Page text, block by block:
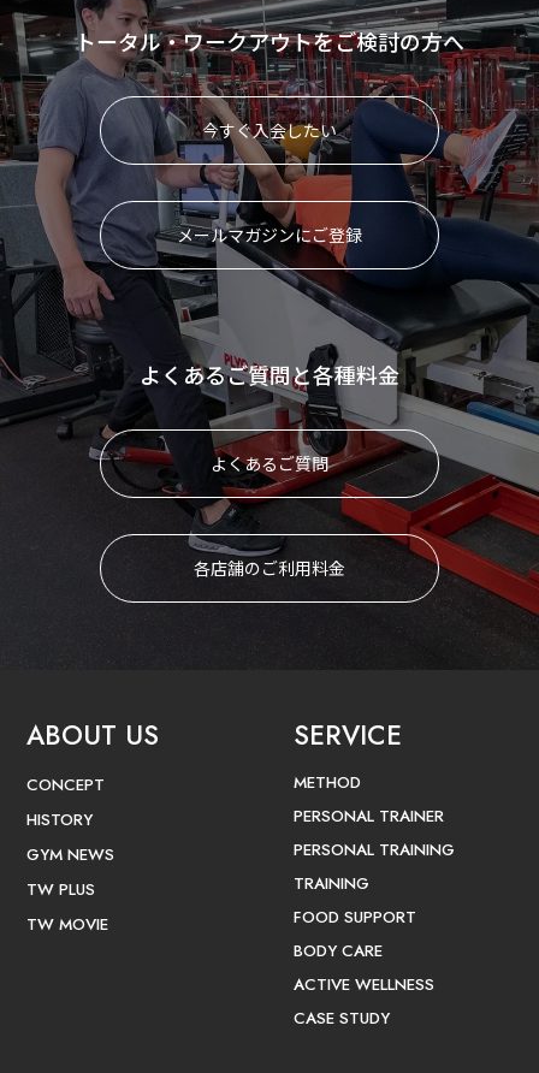
トータル・ワークアウトをご検討の方へ
今すぐ入会したい
メールマガジンにご登録
よくあるご質問と各種料金
よくあるご質問
各店舗のご利用料金
ABOUT US
CONCEPT
HISTORY
GYM NEWS
TW PLUS
TW MOVIE
SERVICE
METHOD
PERSONAL TRAINER
PERSONAL TRAINING
TRAINING
FOOD SUPPORT
BODY CARE
ACTIVE WELLNESS
CASE STUDY